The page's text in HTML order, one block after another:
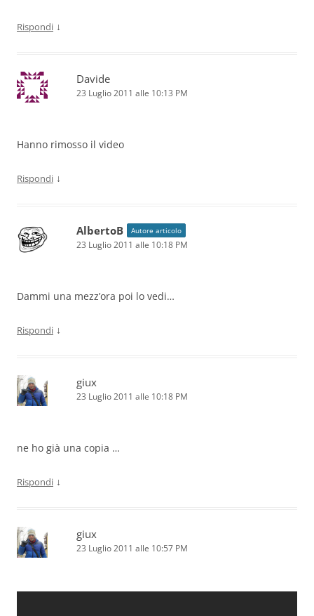
Rispondi ↓
Davide
23 Luglio 2011 alle 10:13 PM
Hanno rimosso il video
Rispondi ↓
AlbertoB Autore articolo
23 Luglio 2011 alle 10:18 PM
Dammi una mezz’ora poi lo vedi…
Rispondi ↓
giux
23 Luglio 2011 alle 10:18 PM
ne ho già una copia …
Rispondi ↓
giux
23 Luglio 2011 alle 10:57 PM